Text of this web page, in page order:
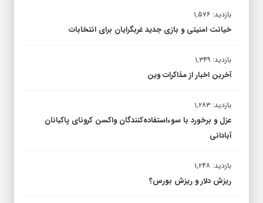
بازدید: ۱,۵۷۶
خیانت امنیتی و بازی جدید غربگرایان برای انتخابات
بازدید: ۱,۳۴۹
آخرین اخبار از مذاکرات وین
بازدید: ۱,۲۸۳
عزل و برخورد با سوءاستفاده‌کنندگان واکسن کرونای پاکبانان
آبادانی
بازدید: ۱,۲۴۸
ریزش دلار و ریزش بورس؟